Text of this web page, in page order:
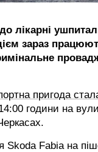
лікарні
зараз
пригода
години на
Skoda Fabia на